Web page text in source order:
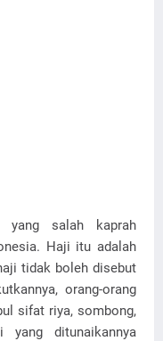
yang salah kaprah
Haji itu adalah
tidak boleh disebut
orang-orang
sifat riya, sombong,
yang ditunaikannya